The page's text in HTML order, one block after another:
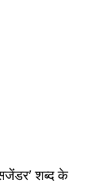
शब्द के